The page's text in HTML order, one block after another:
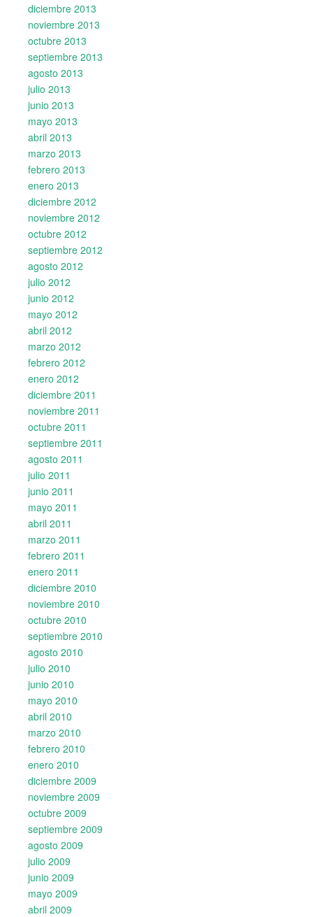
diciembre 2013
noviembre 2013
octubre 2013
septiembre 2013
agosto 2013
julio 2013
junio 2013
mayo 2013
abril 2013
marzo 2013
febrero 2013
enero 2013
diciembre 2012
noviembre 2012
octubre 2012
septiembre 2012
agosto 2012
julio 2012
junio 2012
mayo 2012
abril 2012
marzo 2012
febrero 2012
enero 2012
diciembre 2011
noviembre 2011
octubre 2011
septiembre 2011
agosto 2011
julio 2011
junio 2011
mayo 2011
abril 2011
marzo 2011
febrero 2011
enero 2011
diciembre 2010
noviembre 2010
octubre 2010
septiembre 2010
agosto 2010
julio 2010
junio 2010
mayo 2010
abril 2010
marzo 2010
febrero 2010
enero 2010
diciembre 2009
noviembre 2009
octubre 2009
septiembre 2009
agosto 2009
julio 2009
junio 2009
mayo 2009
abril 2009